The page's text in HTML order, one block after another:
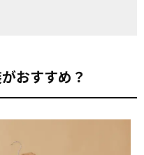
おすすめ？